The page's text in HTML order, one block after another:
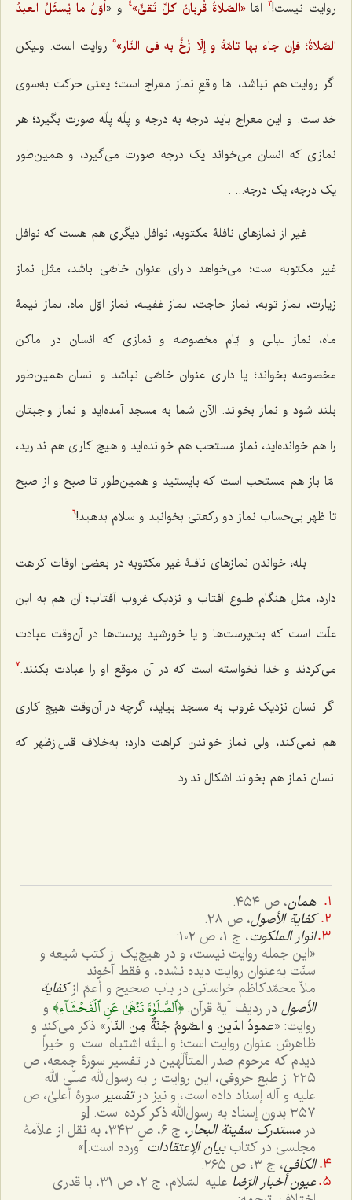
روایت نیست!3 امّا«الصّلاةُ قُربانُ کلِّ تَقیٍّ»4 و «أوّلُ ما یُسئَلُ العبدُ
الصّلاةُ؛ فإن جاء بها تامّةً و إلّا زُخَّ به فی النّار»5روایت است. ولیکن
اگر روایت هم نباشد، امّا واقعِ نماز معراج است؛ یعنی حرکت به‌سوی
خداست. و این معراج باید درجه به درجه و پلّه پلّه صورت بگیرد؛ هر
نمازی که انسان می‌خواند یک درجه صورت می‌گیرد، و همین‌طور
یک درجه، یک درجه... .
غیر از نمازهای نافلۀ مکتوبه، نوافل دیگری هم هست که نوافل
غیر مکتوبه است؛ می‌خواهد دارای عنوان خاصّی باشد، مثل نماز
زیارت، نماز توبه، نماز حاجت، نماز غفیله، نماز اوّل ماه، نماز نیمۀ
ماه، نماز لیالی و ایّام مخصوصه و نمازی که انسان در اماکن
مخصوصه بخواند؛ یا دارای عنوان خاصّی نباشد و انسان همین‌طور
بلند شود و نماز بخواند. الآن شما به مسجد آمده‌اید و نماز واجبتان
را هم خوانده‌اید، نماز مستحب هم خوانده‌اید و هیچ کاری هم ندارید،
امّا باز هم مستحب است که بایستید و همین‌طور تا صبح و از صبح
تا ظهر بی‌حساب نماز دو رکعتی بخوانید و سلام بدهید!6
بله، خواندن نمازهای نافلۀ غیر مکتوبه در بعضی اوقات کراهت
دارد، مثل هنگام طلوع آفتاب و نزدیک غروب آفتاب؛ آن هم به این
علّت است که بت‌پرست‌ها و یا خورشید پرست‌ها در آن‌وقت عبادت
می‌کردند و خدا نخواسته است که در آن موقع او را عبادت بکنند.7
اگر انسان نزدیک غروب به مسجد بیاید، گرچه در آن‌وقت هیچ کاری
هم نمی‌کند، ولی نماز خواندن کراهت دارد؛ به‌خلاف قبل‌ازظهر که
انسان نماز هم بخواند اشکال ندارد.
همان، ص ٤٥٤.
کفایة الأصول، ص ٢٨.
انوار الملکوت، ج ١، ص ١٠٢:
«این جمله روایت نیست، و در هیچ‌یک از کتب شیعه و
سنّت به‌عنوان روایت دیده نشده، و فقط آخوند
ملاّ محمّدکاظم خراسانی در باب صحیح و أعمّ ازکفایة
الأصول در ردیف آیۀ قرآن:﴿ٱلصَّلَوٰةَ تَنۡهَىٰ عَنِ ٱلۡفَحۡشَآءِ﴾ و
روایت: «عمودُ الدّین و الصّومُ جُنّةٌ مِن النّار» ذکر می‌کند و
ظاهرش عنوان روایت است؛ و البتّه اشتباه است. و اخیراً
دیدم که مرحوم صدر المتألّهین در تفسیر سورۀ جمعه، ص
٢٢٥ از طبع حروفی، این روایت را به رسول‌الله صلّی الله
علیه و آله إسناد داده است، و نیز درتفسیر سورۀ أعلیٰ، ص
٣٥٧ بدون إسناد به رسول‌الله ذکر کرده است. [و
در مستدرک سفینة البحار
، ج ٦، ص ٣٤٣، به نقل از علاّمۀ
مجلسی در کتاببیان الإعتقادات آورده است.]»
الکافی، ج ٣، ص ٢٦٥.
عیون أخبار الرّضا
علیه السّلام، ج ٢، ص ٣١، با قدری